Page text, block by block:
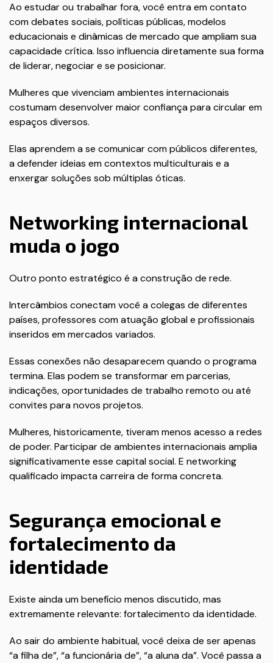
Ao estudar ou trabalhar fora, você entra em contato
com debates sociais, políticas públicas, modelos
educacionais e dinâmicas de mercado que ampliam sua
capacidade crítica. Isso influencia diretamente sua forma
de liderar, negociar e se posicionar.
Mulheres que vivenciam ambientes internacionais
costumam desenvolver maior confiança para circular em
espaços diversos.
Elas aprendem a se comunicar com públicos diferentes,
a defender ideias em contextos multiculturais e a
enxergar soluções sob múltiplas óticas.
Networking internacional
muda o jogo
Outro ponto estratégico é a construção de rede.
Intercâmbios conectam você a colegas de diferentes
países, professores com atuação global e profissionais
inseridos em mercados variados.
Essas conexões não desaparecem quando o programa
termina. Elas podem se transformar em parcerias,
indicações, oportunidades de trabalho remoto ou até
convites para novos projetos.
Mulheres, historicamente, tiveram menos acesso a redes
de poder. Participar de ambientes internacionais amplia
significativamente esse capital social. E networking
qualificado impacta carreira de forma concreta.
Segurança emocional e
fortalecimento da
identidade
Existe ainda um benefício menos discutido, mas
extremamente relevante: fortalecimento da identidade.
Ao sair do ambiente habitual, você deixa de ser apenas
“a filha de”, “a funcionária de”, “a aluna da”. Você passa a